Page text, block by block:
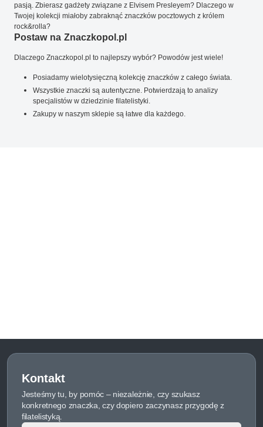
pasją. Zbierasz gadżety związane z Elvisem Presleyem? Dlaczego w
Twojej kolekcji miałoby zabraknąć znaczków pocztowych z królem
rock&rolla?
Postaw na Znaczkopol.pl
Dlaczego Znaczkopol.pl to najlepszy wybór? Powodów jest wiele!
Posiadamy wielotysięczną kolekcję znaczków z całego świata.
Wszystkie znaczki są autentyczne. Potwierdzają to analizy
specjalistów w dziedzinie filatelistyki.
Zakupy w naszym sklepie są łatwe dla każdego.
Kontakt
Jesteśmy tu, by pomóc – niezależnie, czy szukasz
konkretnego znaczka, czy dopiero zaczynasz przygodę z
filatelistyką.